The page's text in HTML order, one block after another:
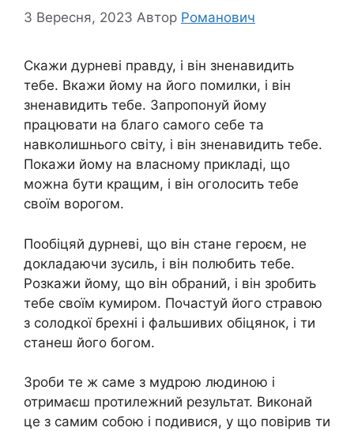
3 Вересня, 2023 Автор Романович
Скажи дурневі правду, і він зненавидить
тебе. Вкажи йому на його помилки, і він
зненавидить тебе. Запропонуй йому
працювати на благо самого себе та
навколишнього світу, і він зненавидить тебе.
Покажи йому на власному прикладі, що
можна бути кращим, і він оголосить тебе
своїм ворогом.
Пообіцяй дурневі, що він стане героєм, не
докладаючи зусиль, і він полюбить тебе.
Розкажи йому, що він обраний, і він зробить
тебе своїм кумиром. Почастуй його стравою
з солодкої брехні і фальшивих обіцянок, і ти
станеш його богом.
Зроби те ж саме з мудрою людиною і
отримаєш протилежний результат. Виконай
це з самим собою і подивися, у що повірив ти